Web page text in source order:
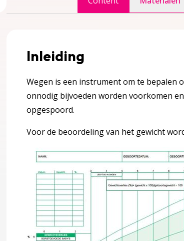
over 1 Definitie en achtergrond informatie
over 1 Definitie en achtergrond
borst gaan
Inleiding
Wegen is een instrument om te bepalen
onnodig bijvoeden worden voorkomen
opgespoord.
Voor de beoordeling van het gewicht